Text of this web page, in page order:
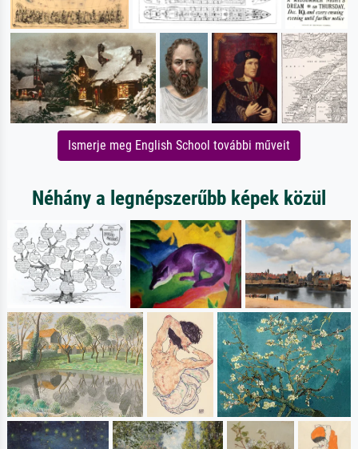
Ismerje meg English School további műveit
Néhány a legnépszerűbb képek közül